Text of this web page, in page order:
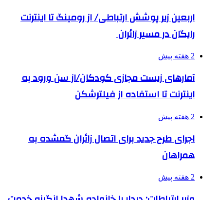
اربعین زیر پوشش ارتباطی/ از رومینگ تا اینترنت
رایگان در مسیر زائران
2 هفته پیش
آمارهای زیست مجازی کودکان/از سن ورود به
اینترنت تا استفاده از فیلترشکن
2 هفته پیش
اجرای طرح جدید برای اتصال زائران گمشده به
همراهان
2 هفته پیش